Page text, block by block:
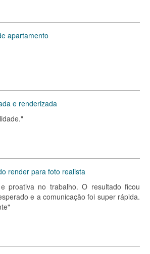
apartamento
e renderizada
render para foto realista
proativa no trabalho. O resultado ficou
e a comunicação foi super rápida.